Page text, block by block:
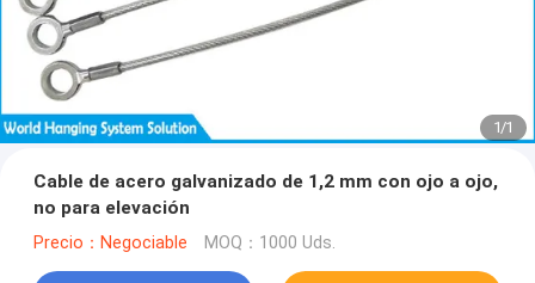
1/1
Cable de acero galvanizado de 1,2 mm con ojo a ojo,
no para elevación
Precio：Negociable MOQ：1000 Uds.